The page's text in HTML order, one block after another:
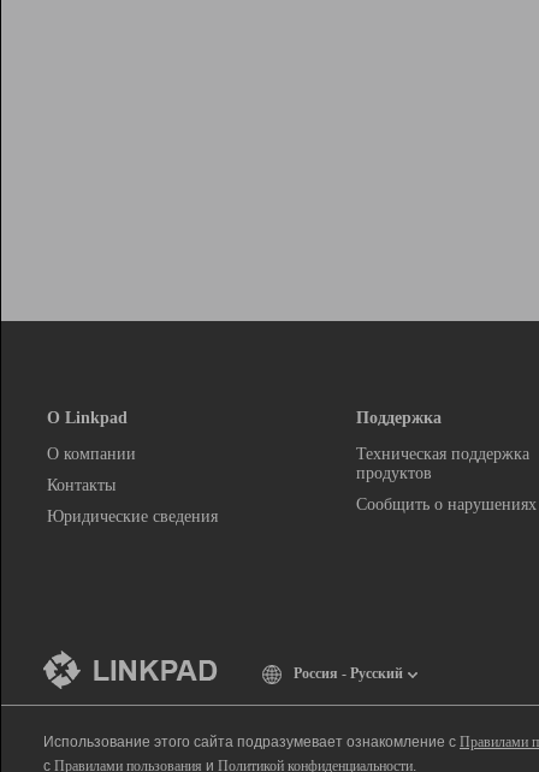
О Linkpad
О компании
Контакты
Юридические сведения
Поддержка
Техническая поддержка
продуктов
Сообщить о нарушениях
Россия - Русский
Использование этого сайта подразумевает ознакомление с Правилами
с Правилами пользования и Политикой конфиденциальности.